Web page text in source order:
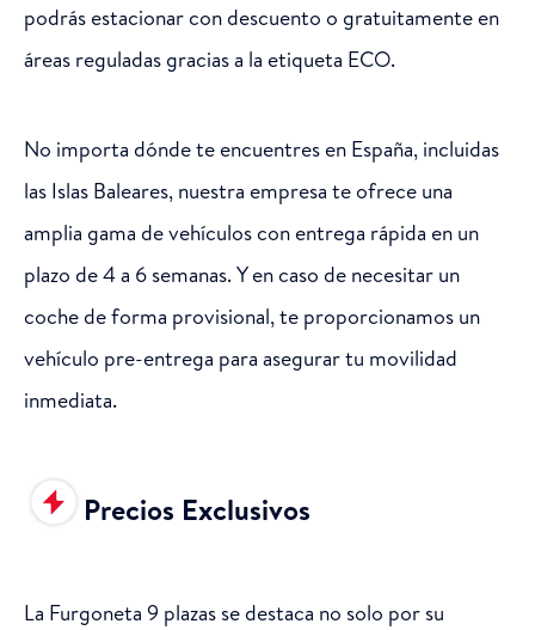
podrás estacionar con descuento o gratuitamente en
áreas reguladas gracias a la etiqueta ECO.
No importa dónde te encuentres en España, incluidas
las Islas Baleares, nuestra empresa te ofrece una
amplia gama de vehículos con entrega rápida en un
plazo de 4 a 6 semanas. Y en caso de necesitar un
coche de forma provisional, te proporcionamos un
vehículo pre-entrega para asegurar tu movilidad
inmediata.
Precios Exclusivos
La Furgoneta 9 plazas se destaca no solo por su